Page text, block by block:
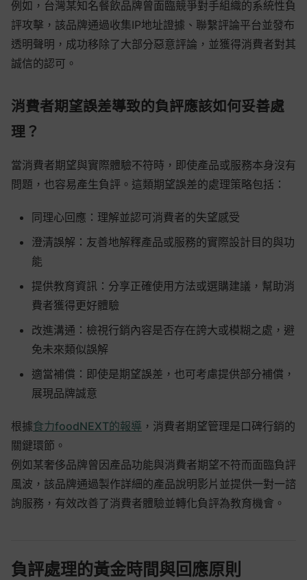
例如，台灣某知名餐飲品牌曾面臨競爭對手組織的系統性負
評攻擊，該品牌通過收集IP地址證據、聯繫評論平台並發布
透明聲明，成功移除了大部分惡意評論，並獲得消費者對其
誠信的認可。
消費者期望誤差導致的負評應該如何妥善處
理？
當消費者期望與實際體驗不符時，即使產品或服務本身沒有
問題，也容易產生負評。這類期望誤差的處理策略包括：
同理心回應：理解並認可消費者的失望感受
澄清誤解：友善地解釋產品或服務的實際設計目的與功
能
提供教育資訊：分享正確使用方法或選購建議，幫助消
費者獲得更好體驗
改進溝通：檢視行銷內容是否存在誇大或模糊之處，避
免未來類似誤解
適當補償：即使是期望誤差，也可考慮提供部分補償，
展現品牌誠意
根據食力foodNEXT的報導 ，消費者期望管理是口碑行銷的
關鍵環節。
例如某奢侈品牌曾因產品功能與消費者期望不符而面臨負評
風波，該品牌通過製作詳細的產品說明影片並提供一對一諮
詢服務，有效改善了消費者體驗並轉化負評為教育機會。
負評處理的黃金時間與回應原則